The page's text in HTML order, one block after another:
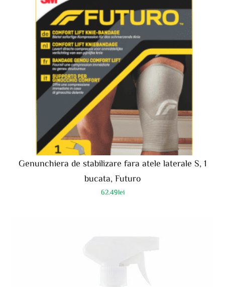
Genunchiera de stabilizare fara atele laterale S, 1
bucata, Futuro
62.49lei